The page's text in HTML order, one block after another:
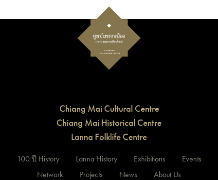
Chiang Mai Cultural Centre
Chiang Mai Historical Centre
Lanna Folklife Centre
100 ปี History Lanna History Exhibitions
Events
Network
Projects News About Us